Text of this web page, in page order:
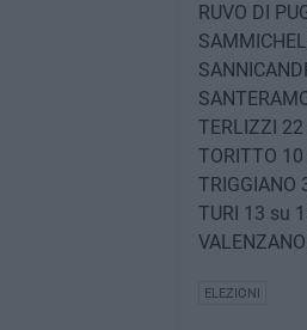
RUVO DI
TERLIZZI
TORITTO
TRIGGIANO
TURI 13 su
ELEZIONI